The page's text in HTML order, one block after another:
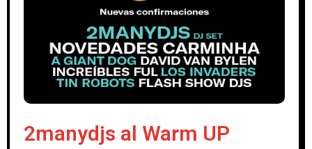
2manydjs al Warm UP